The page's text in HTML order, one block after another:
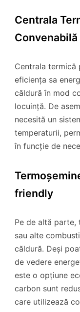
Centrala
Convenabilă
Centrala termică
eficiența sa
căldură în mod
locuință. De
necesită un
temperaturii,
în funcție de
friendly
Pe de altă parte,
sau alte
căldură. Deși
de vedere
este o opțiune
carbon sunt
care utilizează